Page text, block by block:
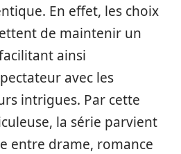
En effet, les choix
de maintenir un
ainsi
avec les
intrigues. Par cette
la série parvient
entre drame, romance